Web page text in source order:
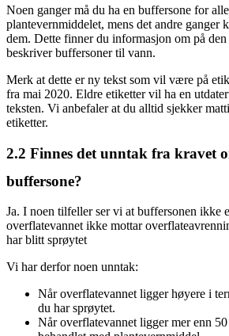
Noen ganger må du ha en buffersone for
plantevernmiddelet, mens det andre ganger
dem. Dette finner du informasjon om på
beskriver buffersoner til vann.
Merk at dette er ny tekst som vil være på
fra mai 2020. Eldre etiketter vil ha en
teksten. Vi anbefaler at du alltid sjekker
etiketter.
2.2 Finnes det unntak fra kravet
buffersone?
Ja. I noen tilfeller ser vi at buffersonen ikke
overflatevannet ikke mottar
har blitt sprøytet
Vi har derfor noen unntak:
Når overflatevannet ligger høyere i
du har sprøytet.
Når overflatevannet ligger mer enn